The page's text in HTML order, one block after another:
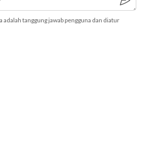
tanggung jawab pengguna dan diatur